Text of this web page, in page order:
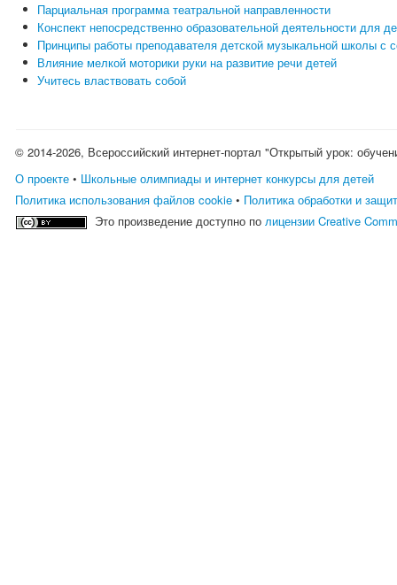
Парциальная программа театральной направленности
Конспект непосредственно образовательной деятельности для
Принципы работы преподавателя детской музыкальной школы с
Влияние мелкой моторики руки на развитие речи детей
Учитесь властвовать собой
© 2014-2026, Всероссийский интернет-портал "Открытый урок:
О проекте • Школьные олимпиады и интернет конкурсы для детей
Политика использования файлов cookie • Политика обработки и
Это произведение доступно полицензии Creative